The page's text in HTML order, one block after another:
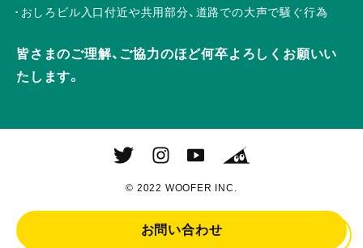
おしろビル入口付近や共用部分、道路での大声で騒ぐ行為
皆さまのご理解、ご協力のほど何卒よろしくお願いい
たします。
© 2022 WOOFER INC.
お問い合わせ